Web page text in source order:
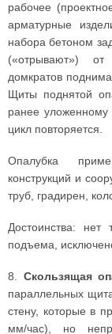
рабочее
арматурные
набора бетоном
(«отрывают»)
домкратов
Щиты поднятой
ранее уложенному
цикл повторяется.
Опалубка
конструкций и
труб, градирен,
Достоинства:
подъема,
8. Скользящая
параллельных
стену, которые в
мм/час), но